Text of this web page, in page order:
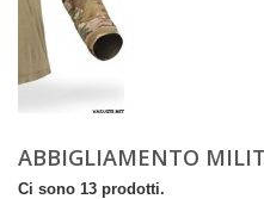
ABBIGLIAMENTO
Ci sono 13 prodotti.